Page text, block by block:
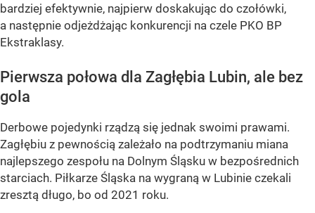
bardziej efektywnie, najpierw doskakując do czołówki,
a następnie odjeżdżając konkurencji na czele PKO BP
Ekstraklasy.
Pierwsza połowa dla Zagłębia Lubin, ale bez
gola
Derbowe pojedynki rządzą się jednak swoimi prawami.
Zagłębiu z pewnością zależało na podtrzymaniu miana
najlepszego zespołu na Dolnym Śląsku w bezpośrednich
starciach. Piłkarze Śląska na wygraną w Lubinie czekali
zresztą długo, bo od 2021 roku.